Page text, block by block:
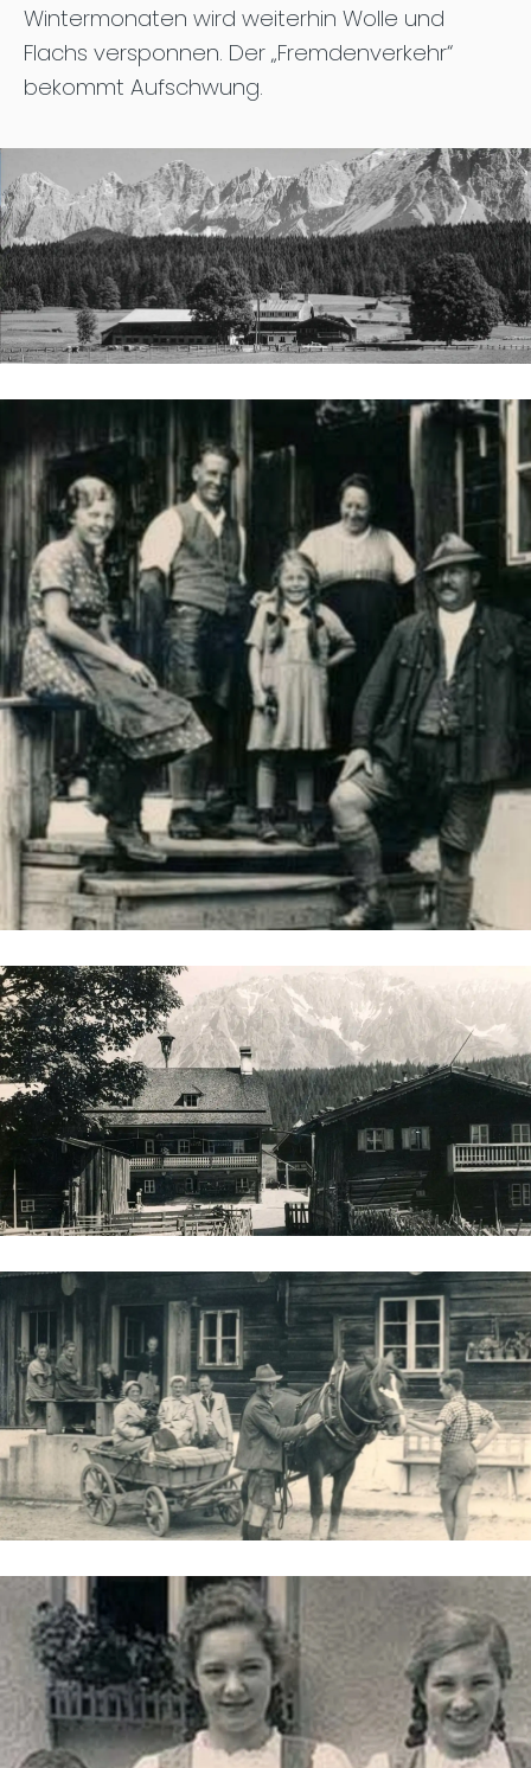
Wintermonaten wird weiterhin Wolle und
Flachs versponnen. Der „Fremdenverkehr“
bekommt Aufschwung.